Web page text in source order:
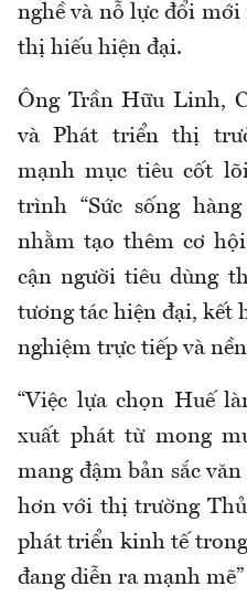
nghề và nỗ lực đổi
thị hiếu hiện đại.
Ông Trần Hữu Linh,
và Phát triển thị
mạnh mục tiêu cốt
trình “Sức sống
nhằm tạo thêm cơ
cận người tiêu dùng
tương tác hiện đại, kết
nghiệm trực tiếp và nền
“Việc lựa chọn Huế
xuất phát từ mong
mang đậm bản sắc
hơn với thị trường
phát triển kinh tế
đang diễn ra mạnh